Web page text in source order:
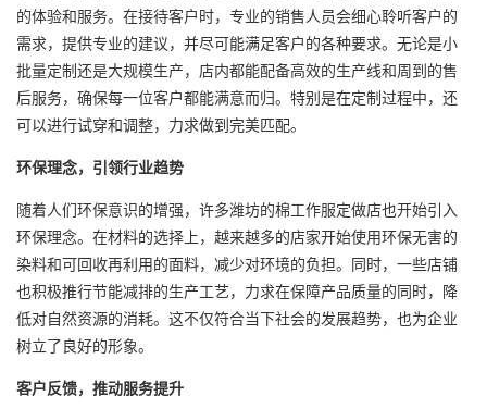
的体验和服务。在接待客户时，专业的销售人员会细心聆听客户的
需求，提供专业的建议，并尽可能满足客户的各种要求。无论是小
批量定制还是大规模生产，店内都能配备高效的生产线和周到的售
后服务，确保每一位客户都能满意而归。特别是在定制过程中，还
可以进行试穿和调整，力求做到完美匹配。
环保理念，引领行业趋势
随着人们环保意识的增强，许多潍坊的棉工作服定做店也开始引入
环保理念。在材料的选择上，越来越多的店家开始使用环保无害的
染料和可回收再利用的面料，减少对环境的负担。同时，一些店铺
也积极推行节能减排的生产工艺，力求在保障产品质量的同时，降
低对自然资源的消耗。这不仅符合当下社会的发展趋势，也为企业
树立了良好的形象。
客户反馈，推动服务提升